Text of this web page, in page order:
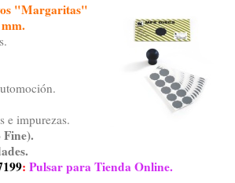
"Margaritas"
e impurezas.
: Pulsar para Tienda Online.